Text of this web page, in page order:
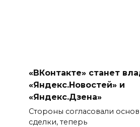
«ВКонтакте» станет
«Яндекс.Новостей» и
«Яндекс.Дзена»
Стороны согласовали
сделки, теперь